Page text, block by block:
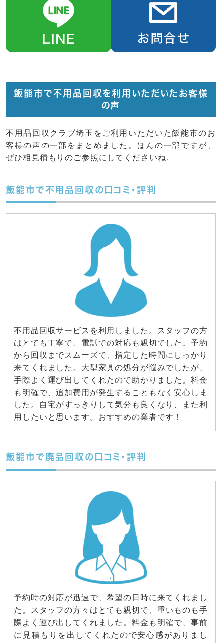
飯能市で不用品回収を利用いただいたお客様
の声
不用品回収クラブ埼玉をご利用いただいた飯能市のお
客様の声の一部をまとめました。ほんの一部ですが、
ぜひ相見積もりのご参照にしてくださいね。
飯能市で不用品回収の口コミ・評判
不用品回収サービスを利用しました。スタッフの方
はとても丁寧で、電話での対応も親切でした。予約
から回収までスムーズで、指定した時間にしっかり
来てくれました。大型家具の処分が悩みでしたが、
手際よく運び出してくれたので助かりました。料金
も明確で、追加費用が発生することもなく安心しま
した。自宅がすっきりして気分も良くなり、また利
用したいと思います。おすすめの業者です！
飯能市で廃品回収の口コミ・評判
予約時の対応が迅速で、希望の日時に来てくれまし
た。スタッフの方々はとても親切で、重いものも手
際よく運び出してくれました。料金も明確で、事前
に見積もりを出してくれたので安心感がありまし